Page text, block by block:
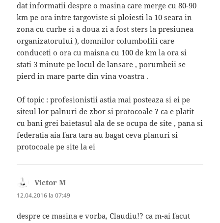
dat informatii despre o masina care merge cu 80-90
km pe ora intre targoviste si ploiesti la 10 seara in
zona cu curbe si a doua zi a fost sters la presiunea
organizatorului ), domnilor columbofili care
conduceti o ora cu maisna cu 100 de km la ora si
stati 3 minute pe locul de lansare , porumbeii se
pierd in mare parte din vina voastra .
Of topic : profesionistii astia mai posteaza si ei pe
siteul lor palnuri de zbor si protocoale ? ca e platit
cu bani grei baietasul ala de se ocupa de site , pana si
federatia aia fara tara au bagat ceva planuri si
protocoale pe site la ei
Victor M
12.04.2016 la 07:49
despre ce masina e vorba, Claudiu!? ca m-ai facut